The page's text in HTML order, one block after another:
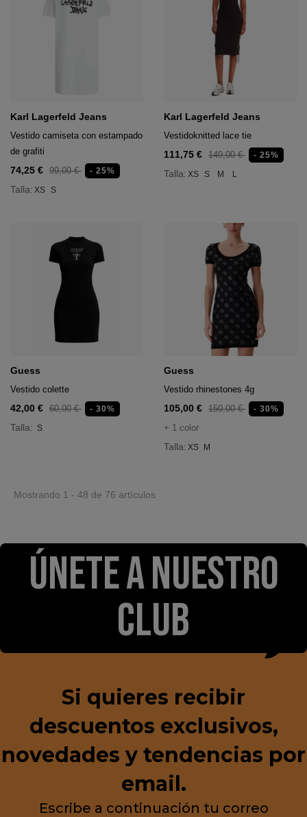
Karl Lagerfeld Jeans
Vestido camiseta con estampado
de grafiti
74,25 € 99,00 € - 25%
Talla: XS S
Karl Lagerfeld Jeans
Vestidoknitted lace tie
111,75 € 149,00 € - 25%
Talla: XS S M L
Guess
Vestido colette
42,00 € 60,00 € - 30%
Talla: S
Guess
Vestido rhinestones 4g
105,00 € 150,00 € - 30%
+ 1 color
Talla: XS M
Mostrando 1 - 48 de 76 artículos
ÚNETE A NUESTRO
CLUB
Si quieres recibir
descuentos exclusivos,
novedades y tendencias por
email.
Escribe a continuación tu correo